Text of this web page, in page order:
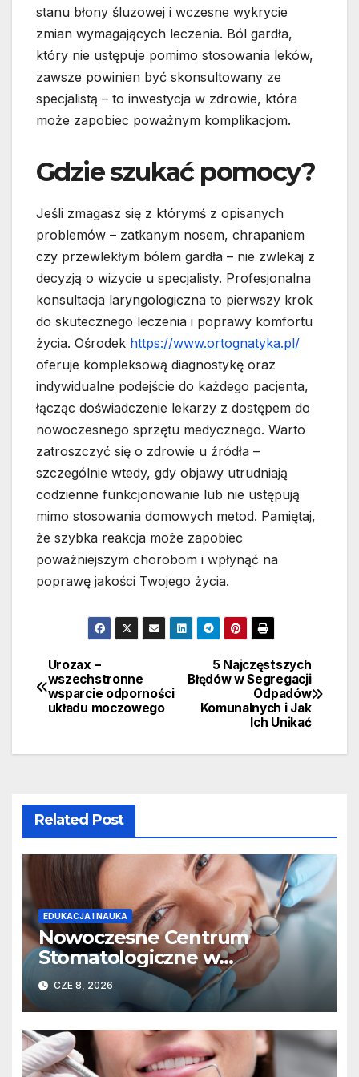
stanu błony śluzowej i wczesne wykrycie
zmian wymagających leczenia. Ból gardła,
który nie ustępuje pomimo stosowania leków,
zawsze powinien być skonsultowany ze
specjalistą – to inwestycja w zdrowie, która
może zapobiec poważnym komplikacjom.
Gdzie szukać pomocy?
Jeśli zmagasz się z którymś z opisanych
problemów – zatkanym nosem, chrapaniem
czy przewlekłym bólem gardła – nie zwlekaj z
decyzją o wizycie u specjalisty. Profesjonalna
konsultacja laryngologiczna to pierwszy krok
do skutecznego leczenia i poprawy komfortu
życia. Ośrodek https://www.ortognatyka.pl/
oferuje kompleksową diagnostykę oraz
indywidualne podejście do każdego pacjenta,
łącząc doświadczenie lekarzy z dostępem do
nowoczesnego sprzętu medycznego. Warto
zatroszczyć się o zdrowie u źródła –
szczególnie wtedy, gdy objawy utrudniają
codzienne funkcjonowanie lub nie ustępują
mimo stosowania domowych metod. Pamiętaj,
że szybka reakcja może zapobiec
poważniejszym chorobom i wpłynąć na
poprawę jakości Twojego życia.
Nawigacja
wpisu
5 Najczęstszych
Błędów w Segregacji
Odpadów
Komunalnych i Jak
Ich Unikać
Urozax –
wszechstronne
wsparcie odporności
układu moczowego
Related Post
EDUKACJA I NAUKA
Nowoczesne Centrum
Stomatologiczne w
Warszawie – Kompleksowa
Opieka Dentystyczna
CZE 8, 2026